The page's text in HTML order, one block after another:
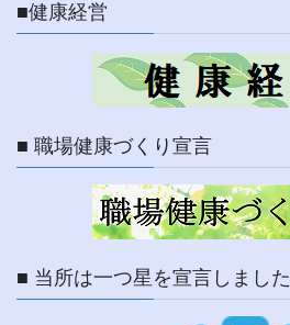
■健康経営
■ 職場健康づくり宣言
■ 当所は一つ星を宣言しました